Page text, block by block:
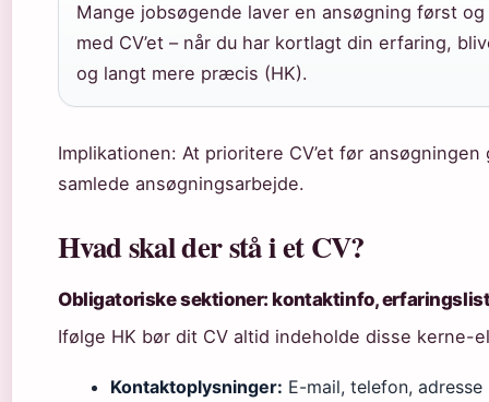
Mange jobsøgende laver en ansøgning først
med CV’et – når du har kortlagt din erfaring,
og langt mere præcis (HK).
Implikationen: At prioritere CV’et før
samlede ansøgningsarbejde.
Hvad skal der stå i et CV?
Obligatoriske sektioner: kontaktinfo,
Ifølge HK bør dit CV altid indeholde disse kerne-
Kontaktoplysninger: E-mail, telefon,